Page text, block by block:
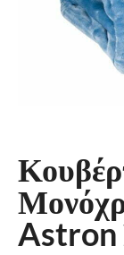
Astron